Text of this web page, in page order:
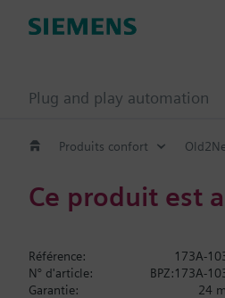
Plug and play automation
Produits confort
Ce produit est
Référence:
173A-
N° d'article:
BPZ:173A-
Garantie:
24